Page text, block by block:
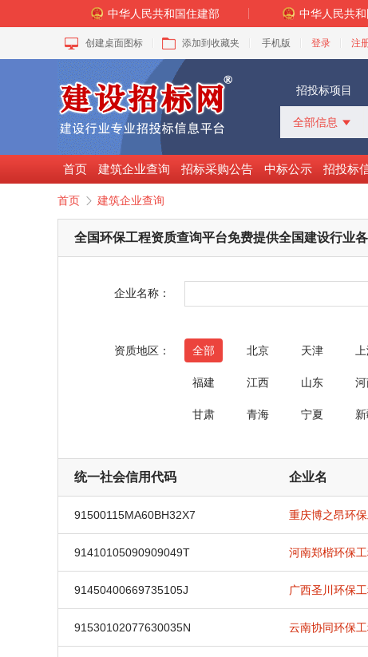
中华人民共和国住建部 中华人民共
创建桌面图标 添加到收藏夹 手机版 登录 注
招投标项目
全部信息 
招标采购
中标公示
拟建工程
建设快讯
VIP项目
首页 建筑企业查询 招标采购公告 中标公示 招投标
首页  建筑企业查询
全国环保工程资质查询平台免费提供全国建设行业
企业名称：
资质地区： 全部 北京 天津
福建 江西 山东
甘肃 青海 宁夏
统一社会信用代码 企业名
91500115MA60BH32X7 重庆博之昂环
91410105090909049T 河南郑楷环保
91450400669735105J 广西圣川环保
91530102077630035N 云南协同环保